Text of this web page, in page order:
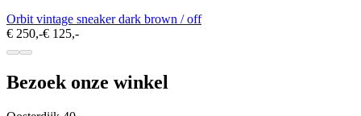
Orbit vintage sneaker dark brown / off
€ 250,-€ 125,-
Bezoek onze winkel